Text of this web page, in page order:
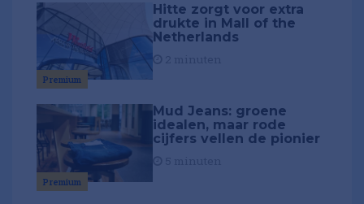
Premium
Hitte zorgt voor extra
drukte in Mall of the
Netherlands
Premium
Mud Jeans: groene
idealen, maar rode
cijfers vellen de pionier